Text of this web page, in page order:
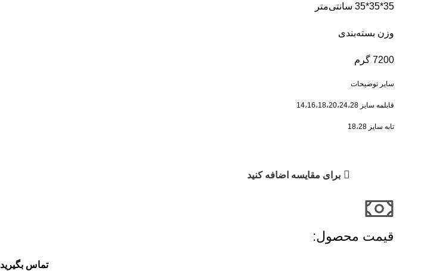
35*35*35 سانتی‌متر
وزن بسته‌بندی
7200 گرم
سایر توضیحات
قابلمه سایز 14،16،18،20،24،28
تابه سایز 18،28
برای مقایسه اضافه کنید
قیمت محصول:​
تماس بگیرید